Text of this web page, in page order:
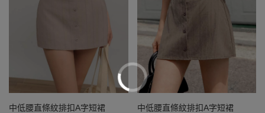
中低腰直條紋排扣A字短裙 中低腰直條紋排扣A字短裙